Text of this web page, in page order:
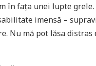
în faţa unei lupte grele.
imensă –
Nu mă pot lăsa distras